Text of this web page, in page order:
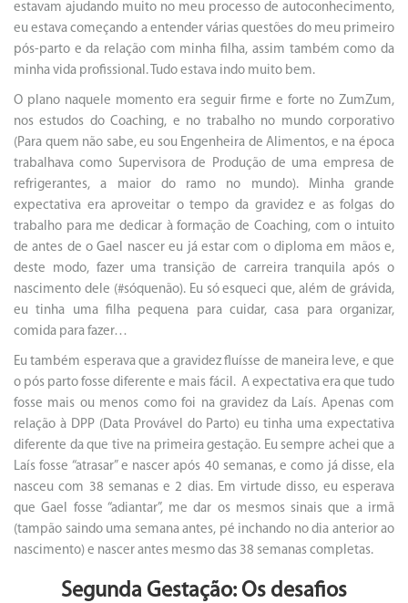
estavam ajudando muito no meu processo de autoconhecimento,
eu estava começando a entender várias questões do meu primeiro
pós-parto e da relação com minha filha, assim também como da
minha vida profissional. Tudo estava indo muito bem.
O plano naquele momento era seguir firme e forte no ZumZum,
nos estudos do Coaching, e no trabalho no mundo corporativo
(Para quem não sabe, eu sou Engenheira de Alimentos, e na época
trabalhava como Supervisora de Produção de uma empresa de
refrigerantes, a maior do ramo no mundo). Minha grande
expectativa era aproveitar o tempo da gravidez e as folgas do
trabalho para me dedicar à formação de Coaching, com o intuito
de antes de o Gael nascer eu já estar com o diploma em mãos e,
deste modo, fazer uma transição de carreira tranquila após o
nascimento dele (#sóquenão). Eu só esqueci que, além de grávida,
eu tinha uma filha pequena para cuidar, casa para organizar,
comida para fazer…
Eu também esperava que a gravidez fluísse de maneira leve, e que
o pós parto fosse diferente e mais fácil. A expectativa era que tudo
fosse mais ou menos como foi na gravidez da Laís. Apenas com
relação à DPP (Data Provável do Parto) eu tinha uma expectativa
diferente da que tive na primeira gestação. Eu sempre achei que a
Laís fosse “atrasar” e nascer após 40 semanas, e como já disse, ela
nasceu com 38 semanas e 2 dias. Em virtude disso, eu esperava
que Gael fosse “adiantar”, me dar os mesmos sinais que a irmã
(tampão saindo uma semana antes, pé inchando no dia anterior ao
nascimento) e nascer antes mesmo das 38 semanas completas.
Segunda Gestação: Os desafios